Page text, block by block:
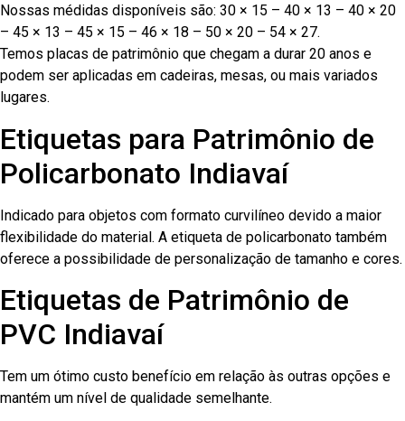
Nossas médidas disponíveis são: 30 × 15 – 40 × 13 – 40 × 20
– 45 × 13 – 45 × 15 – 46 × 18 – 50 × 20 – 54 × 27.
Temos placas de patrimônio que chegam a durar 20 anos e
podem ser aplicadas em cadeiras, mesas, ou mais variados
lugares.
Etiquetas para Patrimônio de
Policarbonato Indiavaí
Indicado para objetos com formato curvilíneo devido a maior
flexibilidade do material. A etiqueta de policarbonato também
oferece a possibilidade de personalização de tamanho e cores.
Etiquetas de Patrimônio de
PVC Indiavaí
Tem um ótimo custo benefício em relação às outras opções e
mantém um nível de qualidade semelhante.